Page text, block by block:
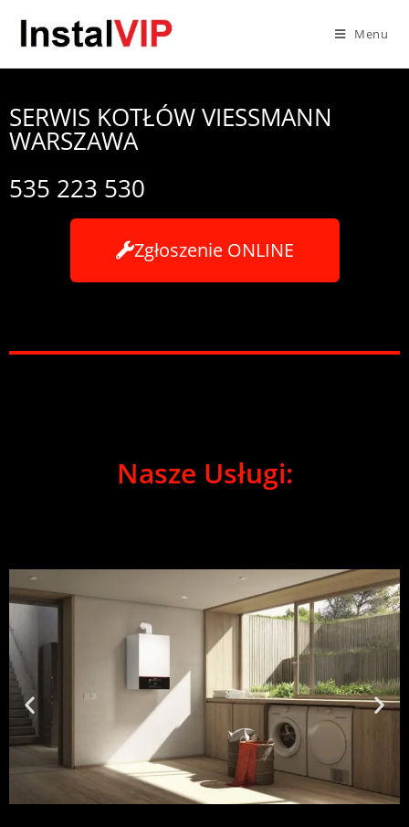
Menu
SERWIS KOTŁÓW VIESSMANN
WARSZAWA
535 223 530
Zgłoszenie ONLINE
Nasze Usługi: